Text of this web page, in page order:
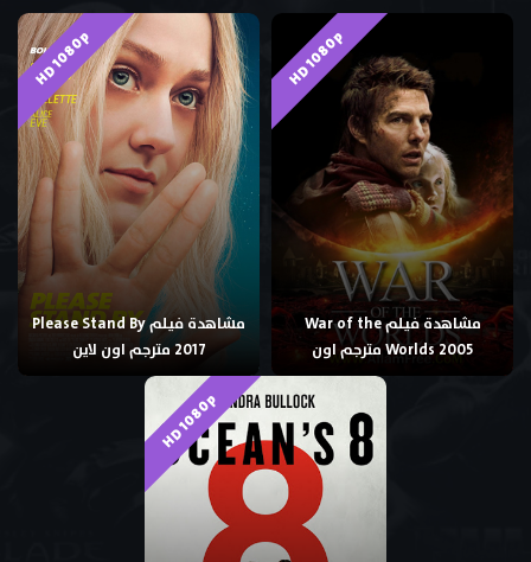
HD 1080p
مشاهدة فيلم War of the
Worlds 2005 مترجم اون
HD 1080p
مشاهدة فيلم Please Stand By
2017 مترجم اون لاين
HD 1080p